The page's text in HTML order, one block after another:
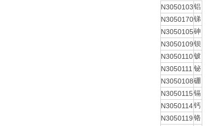
N3050103铝
N3050170锑
N3050105砷
N3050109钡
N3050110铍
N3050111 铋
N3050108硼
N3050115镉
N3050114钙
N3050119 铬